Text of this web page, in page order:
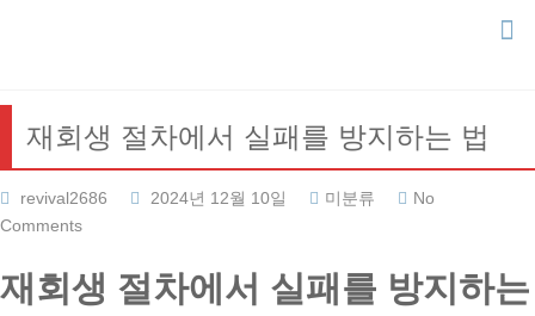
재회생 절차에서 실패를 방지하는 법
revival2686 2024년 12월 10일 미분류
No
Comments
재회생 절차에서 실패를 방지하는